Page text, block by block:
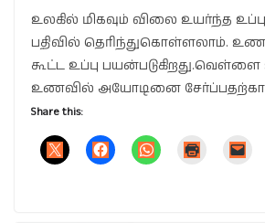
உலகில் மிகவும் விலை உயர்ந்த
பதிவில் தெரிந்துகொள்ளலாம்.
கூட்ட உப்பு பயன்படுகிறது.வெள்ளை
உணவில் அயோடினை
Share this: